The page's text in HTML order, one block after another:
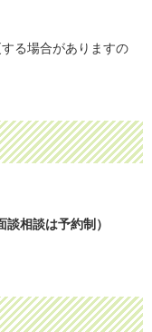
る場合がありますの
相談は予約制）